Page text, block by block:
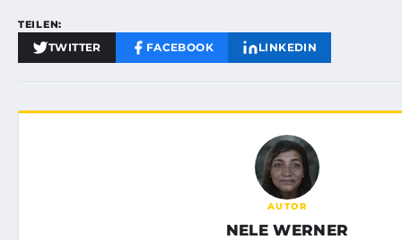
TEILEN:
TWITTER FACEBOOK LINKEDIN
AUTOR
NELE WERNER